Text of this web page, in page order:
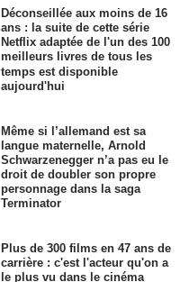
Déconseillée aux moins de 16
ans : la suite de cette série
Netflix adaptée de l'un des 100
meilleurs livres de tous les
temps est disponible
aujourd'hui
Même si l’allemand est sa
langue maternelle, Arnold
Schwarzenegger n’a pas eu le
droit de doubler son propre
personnage dans la saga
Terminator
Plus de 300 films en 47 ans de
carrière : c'est l'acteur qu'on a
le plus vu dans le cinéma